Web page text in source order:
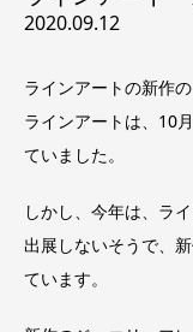
2020.09.12
ラインアートの新作
ラインアートは、10
ていました。
しかし、今年は、ラ
出展しないそうで、
ています。